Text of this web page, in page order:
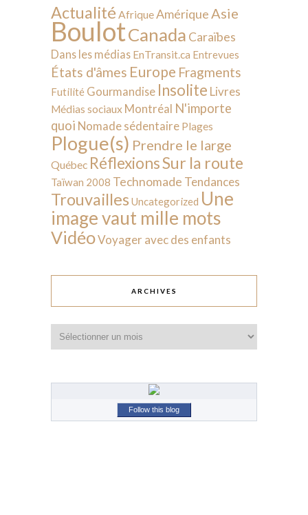
Actualité AfriqueAmériqueAsie
BoulotCanada Caraïbes
Dans les médias EnTransit.ca Entrevues
États d'âmes Europe Fragments
Futilité Gourmandise Insolite Livres
Médias sociaux Montréal N'importe
quoi Nomade sédentaire Plages
Plogue(s) Prendre le large
Québec RéflexionsSur la route
Taïwan 2008 Technomade Tendances
Trouvailles Uncategorized Une
image vaut mille mots
VidéoVoyager avec des enfants
ARCHIVES
Follow this blog